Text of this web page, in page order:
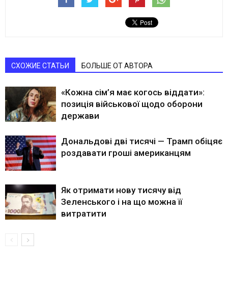
СХОЖИЕ СТАТЬИ БОЛЬШЕ ОТ АВТОРА
«Кожна сім’я має когось віддати»:
позиція військової щодо оборони
держави
Дональдові дві тисячі — Трамп обіцяє
роздавати гроші американцям
Як отримати нову тисячу від
Зеленського і на що можна її
витратити